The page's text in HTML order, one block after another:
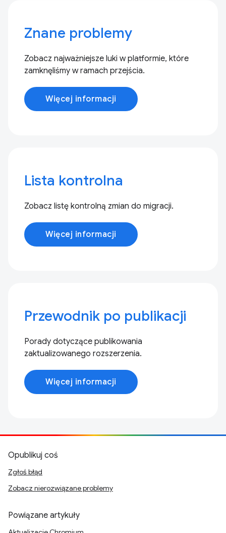
Znane problemy
Zobacz najważniejsze luki w platformie, które
zamknęliśmy w ramach przejścia.
Więcej informacji
Lista kontrolna
Zobacz listę kontrolną zmian do migracji.
Więcej informacji
Przewodnik po publikacji
Porady dotyczące publikowania
zaktualizowanego rozszerzenia.
Więcej informacji
Opublikuj coś
Zgłoś błąd
Zobacz nierozwiązane problemy
Powiązane artykuły